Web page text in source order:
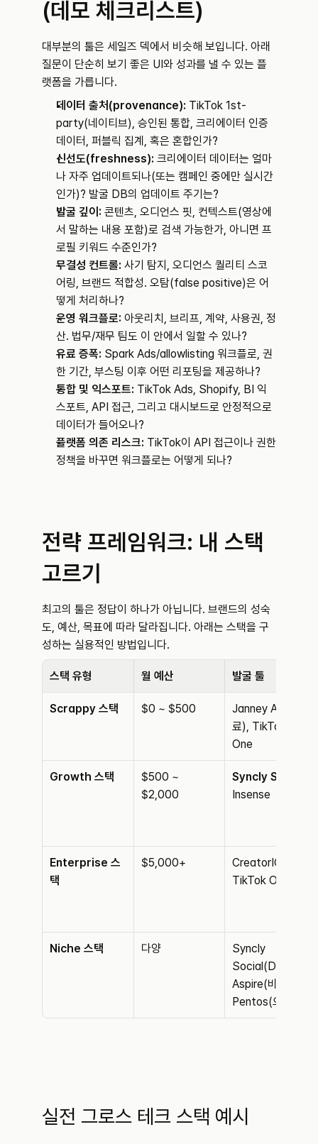
(데모 체크리스트)
대부분의 툴은 세일즈 덱에서 비슷해 보입니다. 아래
질문이 단순히 보기 좋은 UI와 성과를 낼 수 있는 플
랫폼을 가릅니다.
데이터 출처(provenance): TikTok 1st-
party(네이티브), 승인된 통합, 크리에이터 인증
데이터, 퍼블릭 집계, 혹은 혼합인가?
신선도(freshness): 크리에이터 데이터는 얼마
나 자주 업데이트되나(또는 캠페인 중에만 실시간
인가)? 발굴 DB의 업데이트 주기는?
발굴 깊이: 콘텐츠, 오디언스 핏, 컨텍스트(영상에
서 말하는 내용 포함)로 검색 가능한가, 아니면 프
로필 키워드 수준인가?
무결성 컨트롤: 사기 탐지, 오디언스 퀄리티 스코
어링, 브랜드 적합성. 오탐(false positive)은 어
떻게 처리하나?
운영 워크플로: 아웃리치, 브리프, 계약, 사용권, 정
산. 법무/재무 팀도 이 안에서 일할 수 있나?
유료 증폭: Spark Ads/allowlisting 워크플로, 권
한 기간, 부스팅 이후 어떤 리포팅을 제공하나?
통합 및 익스포트: TikTok Ads, Shopify, BI 익
스포트, API 접근, 그리고 대시보드로 안정적으로
데이터가 들어오나?
플랫폼 의존 리스크: TikTok이 API 접근이나 권한
정책을 바꾸면 워크플로는 어떻게 되나?
전략 프레임워크: 내 스택
고르기
최고의 툴은 정답이 하나가 아닙니다. 브랜드의 성숙
도, 예산, 목표에 따라 달라집니다. 아래는 스택을 구
성하는 실용적인 방법입니다.
스택 유형 월 예산 발굴 툴
Scrappy 스택 $0 ~ $500
Janney AI(무
료), TikTok
One
Growth 스택
$500 ~
$2,000
Syncly Social
Insense
Enterprise 스
택
$5,000+
CreatorIQ,
TikTok One
Niche 스택 다양
Syncly
Social(DEI),
Aspire(비주얼),
Pentos(오디오)
실전 그로스 테크 스택 예시